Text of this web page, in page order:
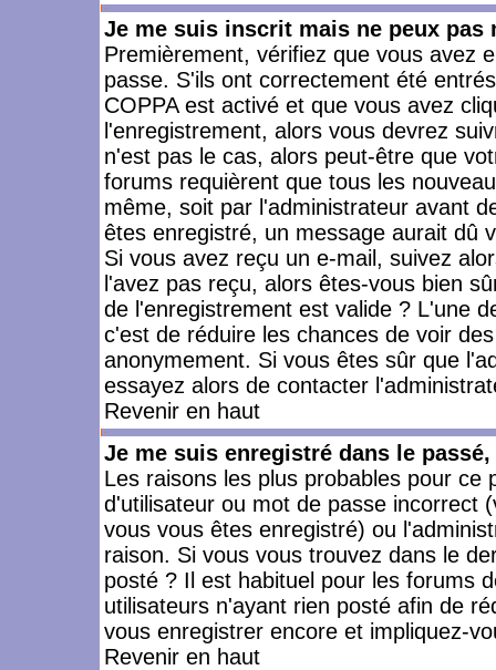
Je me suis inscrit mais ne peux pas
Premièrement, vérifiez que vous avez
passe. S'ils ont correctement été
COPPA est activé et que vous avez
l'enregistrement, alors vous devrez
n'est pas le cas, alors peut-être que
forums requièrent que tous les
même, soit par l'administrateur avant
êtes enregistré, un message aurait dû
Si vous avez reçu un e-mail, suivez
l'avez pas reçu, alors êtes-vous bien
de l'enregistrement est valide ? L'une
c'est de réduire les chances de voir
anonymement. Si vous êtes sûr que
essayez alors de contacter
Revenir en haut
Je me suis enregistré dans le
Les raisons les plus probables pour
d'utilisateur ou mot de passe incorrect
vous vous êtes enregistré) ou
raison. Si vous vous trouvez dans le
posté ? Il est habituel pour les forums
utilisateurs n'ayant rien posté afin de
vous enregistrer encore et impliquez-
Revenir en haut